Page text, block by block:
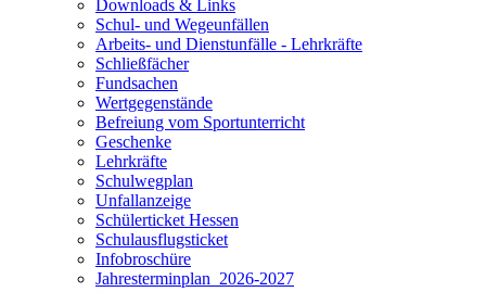
Downloads & Links
Schul- und Wegeunfällen
Arbeits- und Dienstunfälle - Lehrkräfte
Schließfächer
Fundsachen
Wertgegenstände
Befreiung vom Sportunterricht
Geschenke
Lehrkräfte
Schulwegplan
Unfallanzeige
Schülerticket Hessen
Schulausflugsticket
Infobroschüre
Jahresterminplan_2026-2027